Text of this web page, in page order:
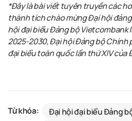
*Đây là bài viết tuyên truyền các
thành tích chào mừng Đại hội
hội đại biểu Đảng bộ Vietcombank
2025-2030, Đạihội Đảng bộ Chính
đại biểu toàn quốc lần thứ XIV của
Từ khóa:
Đại hội đại biểu Đảng